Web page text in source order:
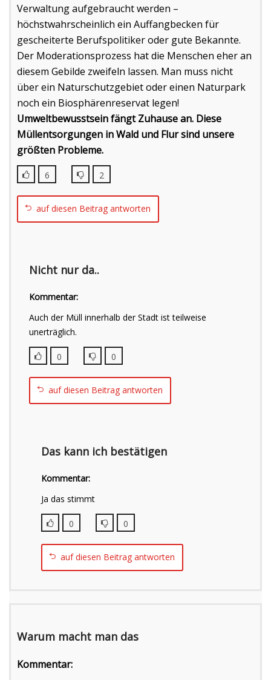
Verwaltung aufgebraucht werden –
höchstwahrscheinlich ein Auffangbecken für
gescheiterte Berufspolitiker oder gute Bekannte.
Der Moderationsprozess hat die Menschen eher an
diesem Gebilde zweifeln lassen. Man muss nicht
über ein Naturschutzgebiet oder einen Naturpark
noch ein Biosphärenreservat legen!
Umweltbewusstsein fängt Zuhause an. Diese
Müllentsorgungen in Wald und Flur sind unsere
größten Probleme.
6 2
auf diesen Beitrag antworten
Nicht nur da..
Kommentar:
Auch der Müll innerhalb der Stadt ist teilweise
unerträglich.
0 0
auf diesen Beitrag antworten
Das kann ich bestätigen
Kommentar:
Ja das stimmt
0 0
auf diesen Beitrag antworten
Warum macht man das
Kommentar: